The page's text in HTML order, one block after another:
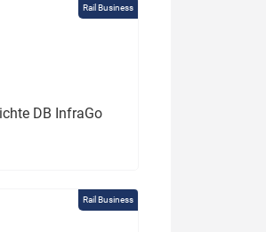
Rail Business
DB InfraGo
Rail Business